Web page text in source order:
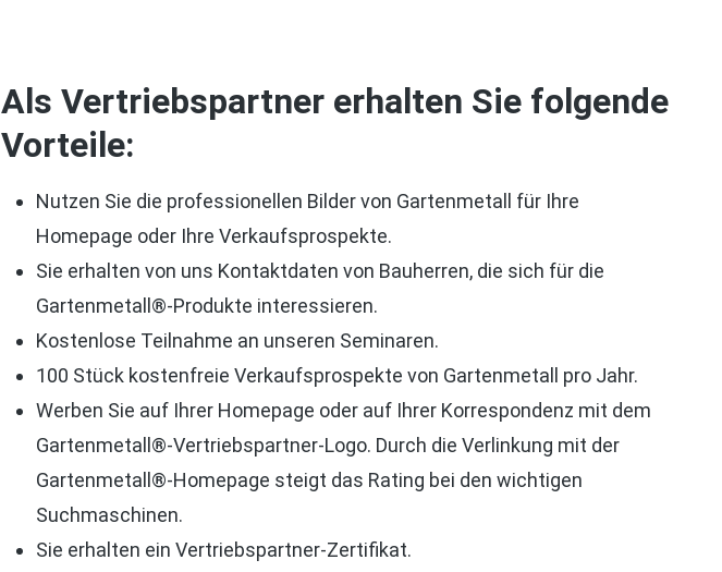
Als Vertriebspartner erhalten Sie folgende
Vorteile:
Nutzen Sie die professionellen Bilder von Gartenmetall für Ihre
Homepage oder Ihre Verkaufsprospekte.
Sie erhalten von uns Kontaktdaten von Bauherren, die sich für die
Gartenmetall®-Produkte interessieren.
Kostenlose Teilnahme an unseren Seminaren.
100 Stück kostenfreie Verkaufsprospekte von Gartenmetall pro Jahr.
Werben Sie auf Ihrer Homepage oder auf Ihrer Korrespondenz mit dem
Gartenmetall®-Vertriebspartner-Logo. Durch die Verlinkung mit der
Gartenmetall®-Homepage steigt das Rating bei den wichtigen
Suchmaschinen.
Sie erhalten ein Vertriebspartner-Zertifikat.